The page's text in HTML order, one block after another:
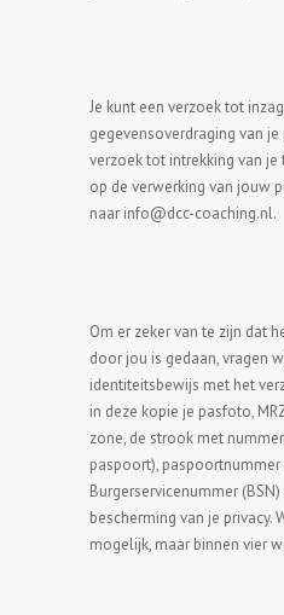
Je kunt een verzoek tot
gegevensoverdraging van
verzoek tot intrekking van
op de verwerking van jouw
naar info@dcc-coaching.nl.
Om er zeker van te zijn dat
door jou is gedaan, vragen
identiteitsbewijs met het
in deze kopie je pasfoto,
zone, de strook met
paspoort), paspoortnummer
Burgerservicenummer
bescherming van je privacy.
mogelijk, maar binnen vier